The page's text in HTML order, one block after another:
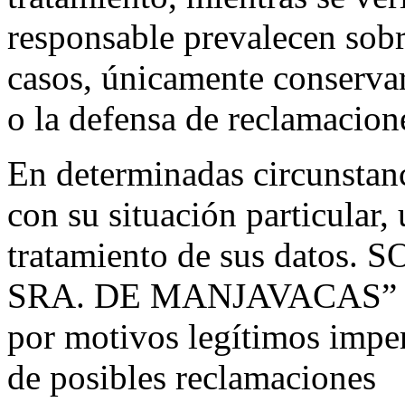
responsable prevalecen
casos, únicamente
o la defensa de
En determinadas
con su situación particular,
tratamiento de sus datos.
SRA. DE MANJAVACAS”
por motivos legítimos
de posibles reclamaciones